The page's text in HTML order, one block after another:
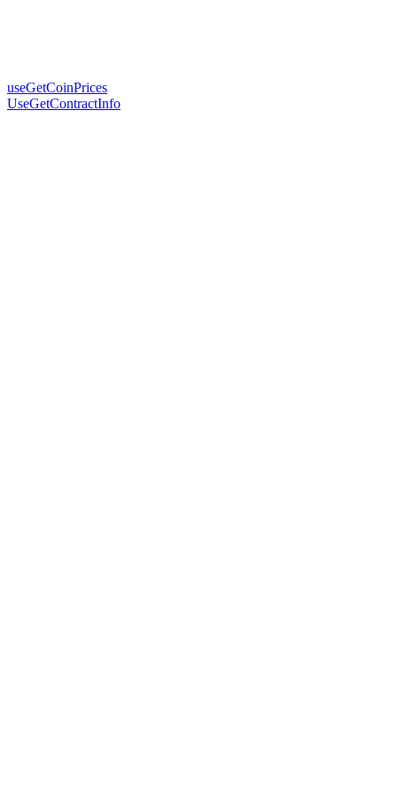
useGetCoinPrices
UseGetContractInfo